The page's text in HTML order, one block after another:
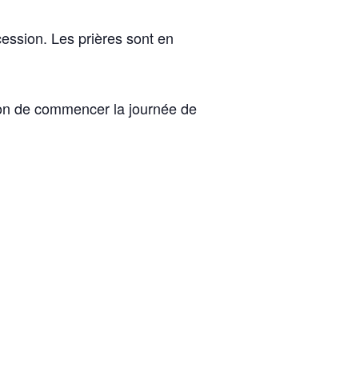
Les prières sont en
de commencer la journée de